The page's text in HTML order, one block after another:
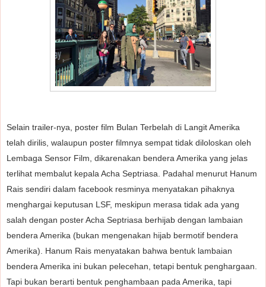
Selain trailer-nya, poster film Bulan Terbelah di Langit Amerika
telah dirilis, walaupun poster filmnya sempat tidak diloloskan oleh
Lembaga Sensor Film, dikarenakan bendera Amerika yang jelas
terlihat membalut kepala Acha Septriasa. Padahal menurut Hanum
Rais sendiri dalam facebook resminya menyatakan pihaknya
menghargai keputusan LSF, meskipun merasa tidak ada yang
salah dengan poster Acha Septriasa berhijab dengan lambaian
bendera Amerika (bukan mengenakan hijab bermotif bendera
Amerika). Hanum Rais menyatakan bahwa bentuk lambaian
bendera Amerika ini bukan pelecehan, tetapi bentuk penghargaan.
Tapi bukan berarti bentuk penghambaan pada Amerika, tapi